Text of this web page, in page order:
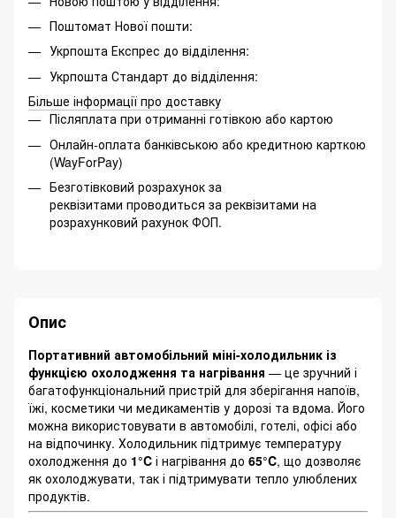
Поштомат Нової пошти:
Укрпошта Експрес до відділення:
Укрпошта Стандарт до відділення:
Більше інформації про доставку
Післяплата при отриманні готівкою або картою
Онлайн-оплата банківською або кредитною карткою
(WayForPay)
Безготівковий розрахунок за
реквізитами проводиться за реквізитами на
розрахунковий рахунок ФОП.
Опис
Портативний автомобільний міні-холодильник із
функцією охолодження та нагрівання — це зручний і
багатофункціональний пристрій для зберігання напоїв,
їжі, косметики чи медикаментів у дорозі та вдома. Його
можна використовувати в автомобілі, готелі, офісі або
на відпочинку. Холодильник підтримує температуру
охолодження до 1°C і нагрівання до 65°C, що дозволяє
як охолоджувати, так і підтримувати тепло улюблених
продуктів.